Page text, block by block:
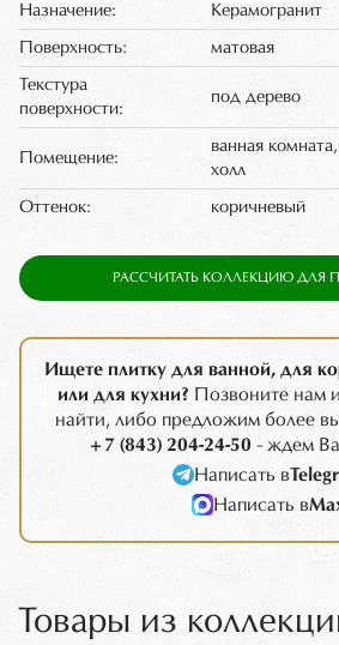
Назначение: Керамогранит
Поверхность: матовая
Текстура
поверхности:
под дерево
Помещение:
ванная
холл
Оттенок: коричневый
РАССЧИТАТЬ КОЛЛЕКЦИЮ ДЛЯ
Ищете плитку для ванной, для
или для кухни? Позвоните нам
найти, либо предложим более
+7 (843) 204-24-50 - ждем
Написать в
Написать в
Товары из